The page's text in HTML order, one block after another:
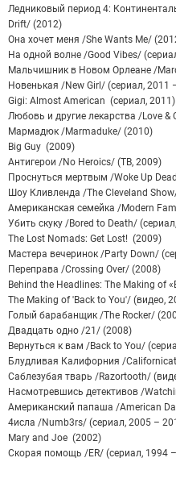
Ледниковый период 4:
Drift/ (2012)
Она хочет меня /She Wants Me/
На одной волне /Good Vibes/
Мальчишник в Новом Орлеане /
Новенькая /New Girl/ (сериал, 2011
Gigi: Almost American (сериал, 2011)
Любовь и другие лекарства /Love &
Мармадюк /Marmaduke/ (2010)
Big Guy (2009)
Антигерои /No Heroics/ (ТВ, 2009)
Проснуться мертвым /Woke Up
Шоу Кливленда /The Cleveland
Американская семейка /Modern
Убить скуку /Bored to Death/
The Lost Nomads: Get Lost! (2009)
Мастера вечеринок /Party Down/
Переправа /Crossing Over/ (2008)
Behind the Headlines: The Making of
The Making of 'Back to You'/ (видео,
Голый барабанщик /The Rocker/
Двадцать одно /21/ (2008)
Вернуться к вам /Back to You/
Блудливая Калифорния /
Саблезубая тварь /Razortooth/
Насмотревшись детективов /
Американский папаша /American
4исла /Numb3rs/ (сериал, 2005 –
Mary and Joe (2002)
Скорая помощь /ER/ (сериал, 1994